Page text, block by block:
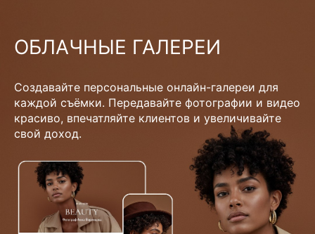
ОБЛАЧНЫЕ ГАЛЕРЕИ
Создавайте персональные онлайн-галереи для
каждой съёмки. Передавайте фотографии и видео
красиво, впечатляйте клиентов и увеличивайте
свой доход.